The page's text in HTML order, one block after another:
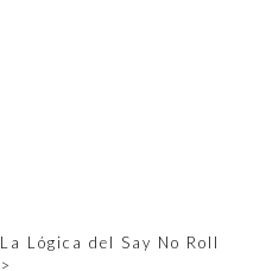
La Lógica del Say No Roll
>